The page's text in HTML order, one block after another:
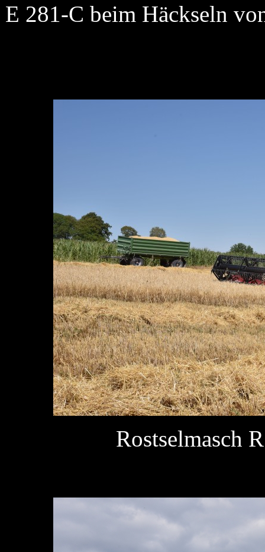
E 281-C beim Häckseln
Rostselmasch